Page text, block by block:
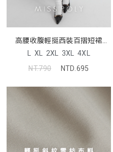
高腰收腹輕挺西裝百摺短裙
MISS
L XL 2XL 3XL 4XL
NT.790
NTD.695